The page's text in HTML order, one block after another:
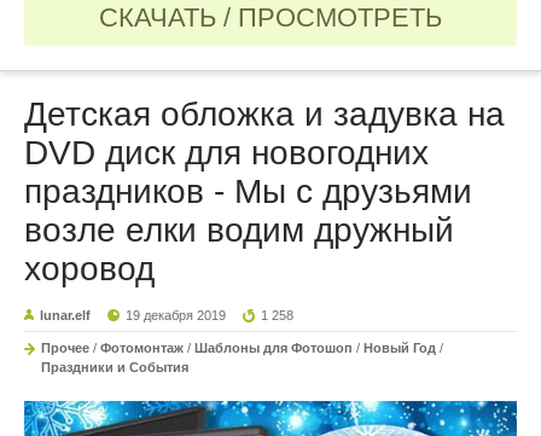
СКАЧАТЬ / ПРОСМОТРЕТЬ
Детская обложка и задувка на
DVD диск для новогодних
праздников - Мы с друзьями
возле елки водим дружный
хоровод
lunar.elf 19 декабря 2019 1 258
Прочее / Фотомонтаж / Шаблоны для Фотошоп / Новый Год /
Праздники и События